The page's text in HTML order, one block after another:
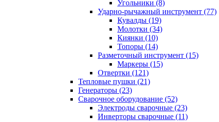
Угольники (8)
Ударно-рычажный инструмент (77)
Кувалды (19)
Молотки (34)
Киянки (10)
Топоры (14)
Разметочный инструмент (15)
Маркеры (15)
Отвертки (121)
Тепловые пушки (21)
Генераторы (23)
Сварочное оборудование (52)
Электроды сварочные (23)
Инверторы сварочные (11)